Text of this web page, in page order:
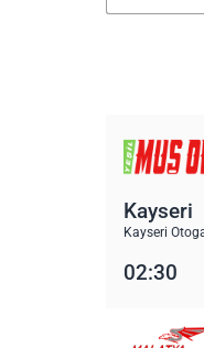
Kayseri
Kayseri
02:30